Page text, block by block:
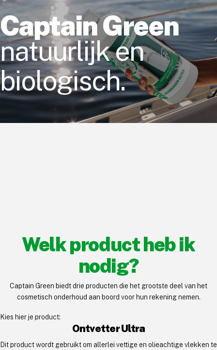
Captain Green
natuurlijk en
biologisch.
Welk product heb ik
nodig?
Captain Green biedt drie producten die het grootste deel van het
cosmetisch onderhoud aan boord voor hun rekening nemen.
Kies hier je product:
Ontvetter Ultra
Dit product wordt gebruikt om allerlei vettige en olieachtige vlekken te